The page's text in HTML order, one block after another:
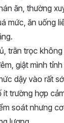
ăn, thường
mức, ăn uống
trằn trọc
giật mình
dậy vào rất
ít trường hợp
soát nhưng